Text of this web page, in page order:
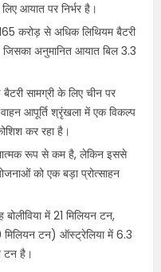
आयात पर निर्भर है।
165 करोड़ से अधिक लिथियम बैटरी
अनुमानित आयात बिल 3.3
सामग्री के लिए चीन पर
आपूर्ति श्रृंखला में एक विकल्प
कर रहा है।
रूप से कम है, लेकिन इससे
को एक बड़ा प्रोत्साहन
में 21 मिलियन टन,
मिलियन टन) ऑस्ट्रेलिया में 6.3
टन है।